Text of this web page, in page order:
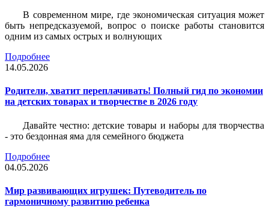
В современном мире, где экономическая ситуация может
быть непредсказуемой, вопрос о поиске работы становится
одним из самых острых и волнующих
Подробнее
14.05.2026
Родители, хватит переплачивать! Полный гид по экономии
на детских товарах и творчестве в 2026 году
Давайте честно: детские товары и наборы для творчества
- это бездонная яма для семейного бюджета
Подробнее
04.05.2026
Мир развивающих игрушек: Путеводитель по
гармоничному развитию ребенка